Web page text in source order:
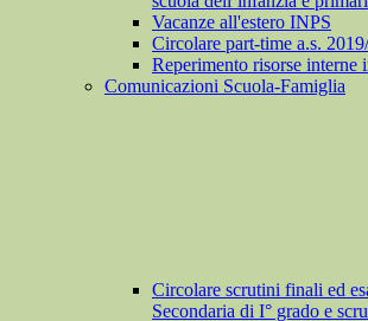
Vacanze all'estero INPS
Circolare part-time a.s.
Reperimento risorse interne
Comunicazioni Scuola-Famiglia
Circolare scrutini finali ed
Secondaria di I° grado e